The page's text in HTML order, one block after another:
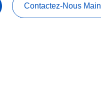
Contactez-Nous